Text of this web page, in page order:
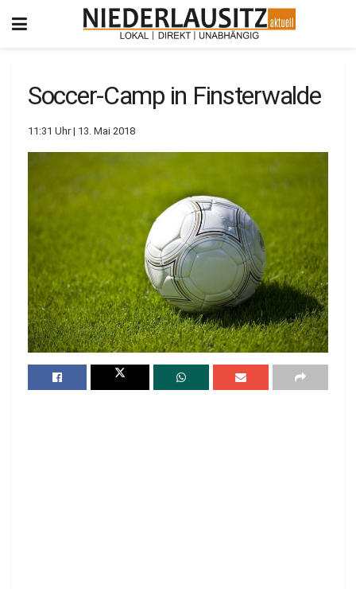
Soccer-Camp in Finsterwalde
11:31 Uhr | 13. Mai 2018